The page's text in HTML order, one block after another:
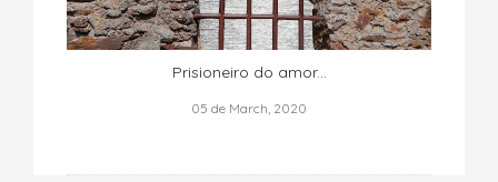
Prisioneiro do amor...
05 de March, 2020